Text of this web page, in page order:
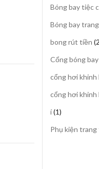
Bóng bay tiệc
Bóng bay
bong rút tiền 2
Cổng bóng bay
cổng hơi khinh
cổng hơi khinh
í 11
phẩm
Phụ kiện trang